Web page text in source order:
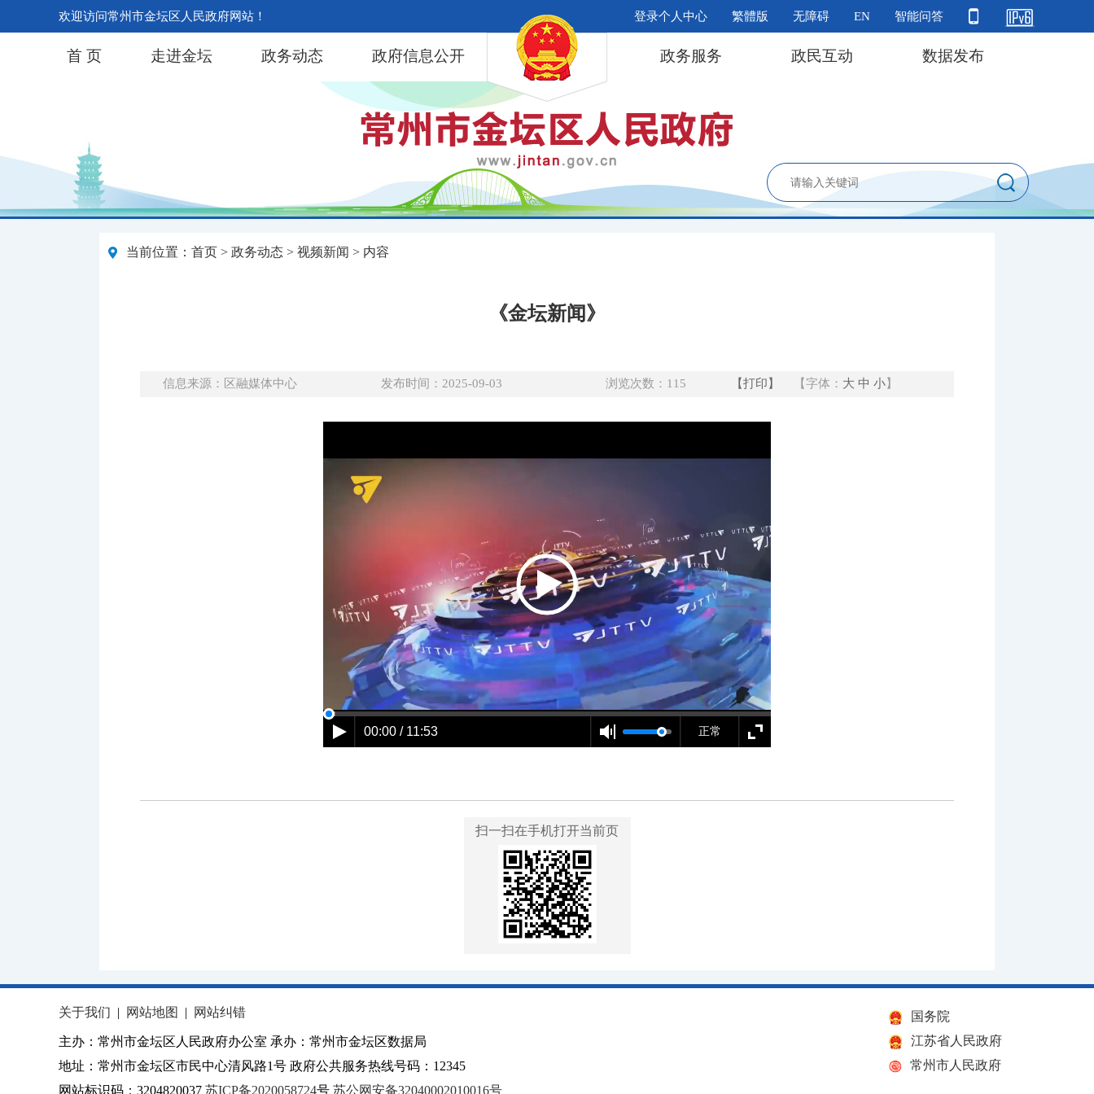
欢迎访问常州市金坛区人民政府网站！ 登录个人中心 繁體版 无障碍 EN 智能问答
首 页 走进金坛 政务动态 政府信息公开 政务服务 政民互动 数据发布
当前位置： 首页 > 政务动态 > 视频新闻 > 内容
《金坛新闻》
信息来源：区融媒体中心 发布时间：2025-09-03 浏览次数： 115 【打印】 【字体： 大 中 小】
00:00 / 11:53 正常
扫一扫在手机打开当前页
关于我们 | 网站地图 | 网站纠错
主办：常州市金坛区人民政府办公室 承办：常州市金坛区数据局
地址：常州市金坛区市民中心清风路1号 政府公共服务热线号码：12345
网站标识码：3204820037 苏ICP备2020058724号 苏公网安备32040002010016号
国务院
江苏省人民政府
常州市人民政府